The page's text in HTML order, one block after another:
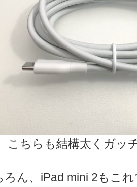
こちらも結構太くガッ
ろん、iPad mini 2もこ